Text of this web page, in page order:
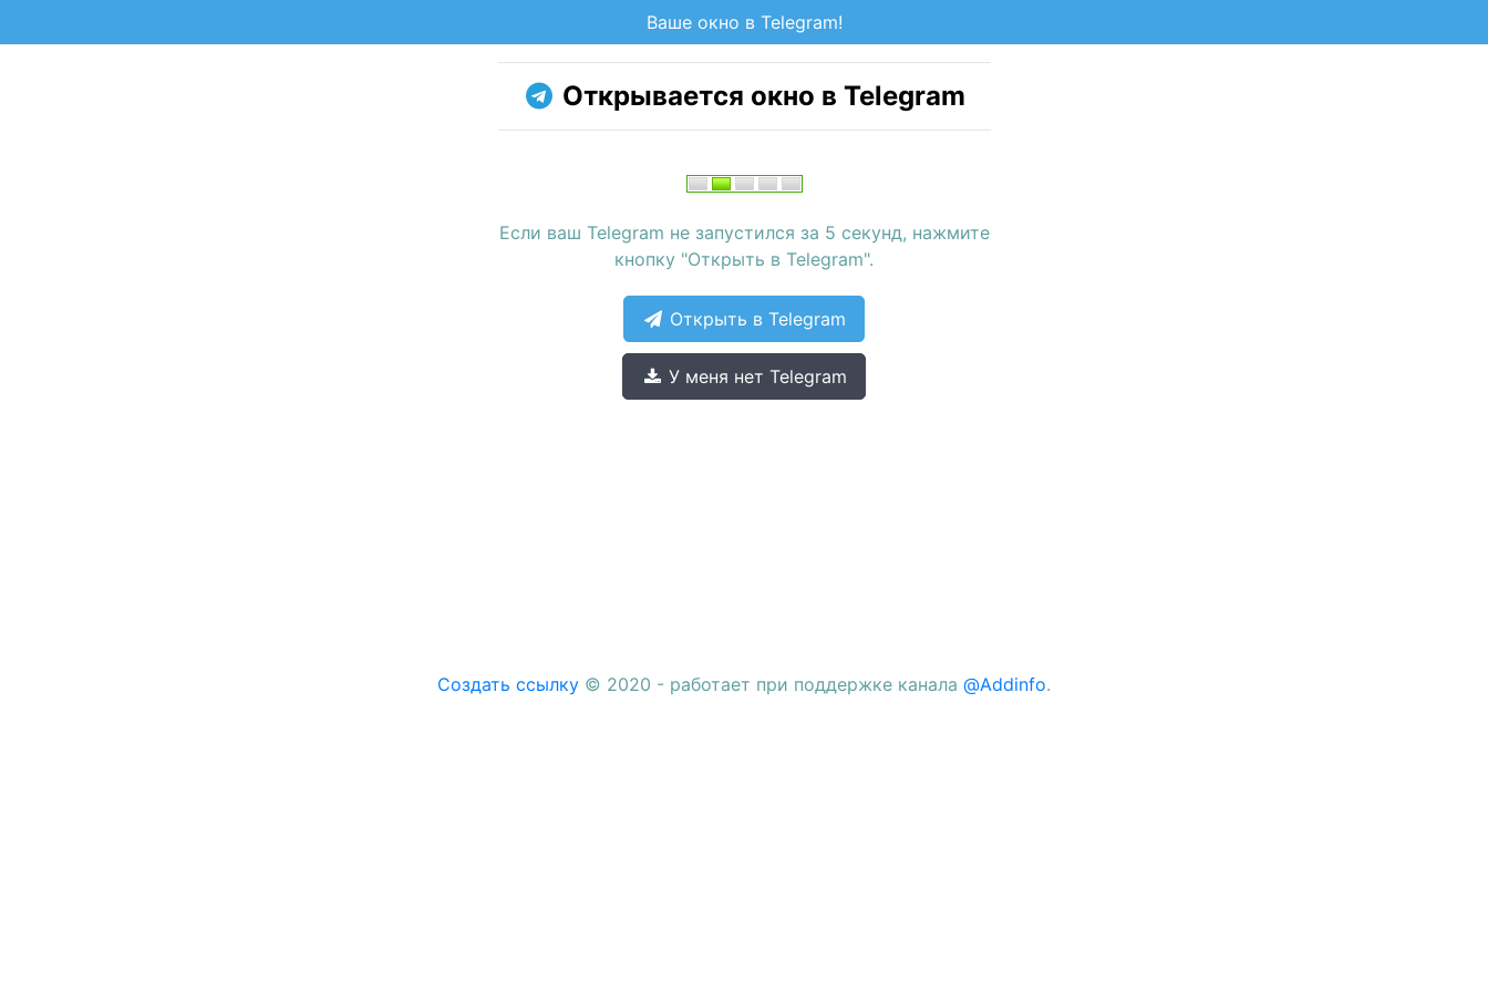
Ваше окно в Telegram!
Открывается окно в Telegram
Если ваш Telegram не запустился за 5 секунд, нажмите
кнопку "Открыть в Telegram".
Открыть в Telegram
У меня нет Telegram
Создать ссылку © 2020 - работает при поддержке канала @Addinfo.